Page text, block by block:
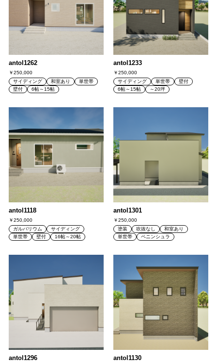
antol1262
￥250,000
サイディング
和室あり
単世帯
壁付
6帖～15帖
antol1233
￥250,000
サイディング
単世帯
壁付
6帖～15帖
～20坪
antol1118
￥250,000
ガルバリウム
サイディング
単世帯
壁付 16帖～20帖
antol1301
￥250,000
塗装
吹抜なし
和室あり
単世帯
ペニンシュラ
antol1296 antol1130